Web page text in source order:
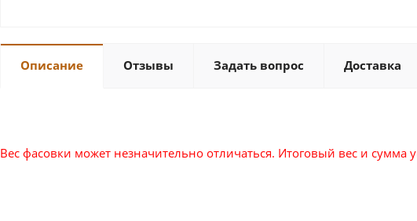
Описание Отзывы Задать вопрос Доставка
Вес фасовки может незначительно отличаться. Итоговый вес и сумма